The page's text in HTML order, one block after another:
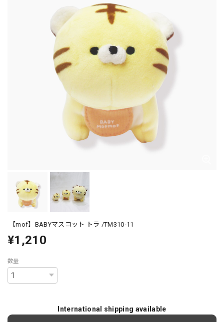
【mof】BABYマスコット トラ /TM310-11
¥1,210
数量
International shipping available